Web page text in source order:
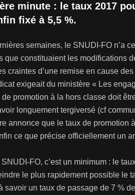
minute : le taux 2017
fixé à 5,5 %.
semaines, le SNUDI-FO n’a
que constituaient les modifications
craintes d’une remise en cause
exigeait du ministère « Les
de promotion à la hors classe doit
longuement tergiversé (cf
annonce que le taux de promotion
ce que précise officiellement un
SNUDI-FO, c’est un minimum : le
le plus rapidement possible le
savoir un taux de passage de 7 %